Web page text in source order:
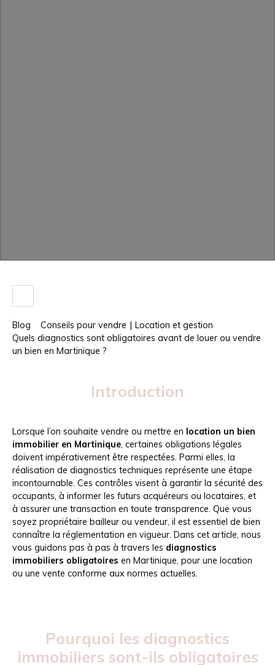
Blog Conseils pour vendre
Location et gestion
Quels diagnostics sont obligatoires avant de louer ou vendre
un bien en Martinique ?
Introduction
Lorsque l’on souhaite vendre ou mettre en location un bien
immobilier en Martinique, certaines obligations légales
doivent impérativement être respectées. Parmi elles, la
réalisation de diagnostics techniques représente une étape
incontournable. Ces contrôles visent à garantir la sécurité des
occupants, à informer les futurs acquéreurs ou locataires, et
à assurer une transaction en toute transparence. Que vous
soyez propriétaire bailleur ou vendeur, il est essentiel de bien
connaître la réglementation en vigueur. Dans cet article, nous
vous guidons pas à pas à travers les diagnostics
immobiliers obligatoires en Martinique, pour une location
ou une vente conforme aux normes actuelles.
Pourquoi les diagnostics
immobiliers sont-ils obligatoires